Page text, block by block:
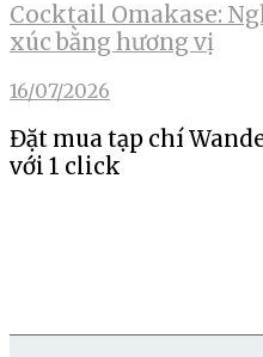
Cocktail Omakase:
xúc bằng hương vị
16/07/2026
Đặt mua tạp chí
với 1 click